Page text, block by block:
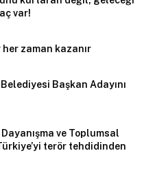
var!
zaman kazanır
Başkan Adayını
ve Toplumsal
terör tehdidinden